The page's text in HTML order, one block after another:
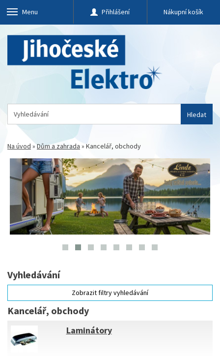
Menu Přihlášení Nákupní košík
Hledat
Na úvod »Dům a zahrada » Kancelář, obchody
Vyhledávání
Zobrazit filtry vyhledávání
Kancelář, obchody
Laminátory